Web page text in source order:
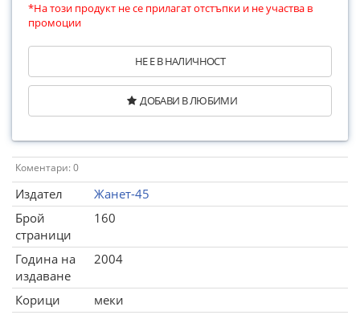
*На този продукт не се прилагат отстъпки и не участва в
промоции
НЕ Е В НАЛИЧНОСТ
ДОБАВИ В ЛЮБИМИ
Коментари: 0
Издател
Жанет-45
Брой
страници
160
Година на
издаване
2004
Корици
меки